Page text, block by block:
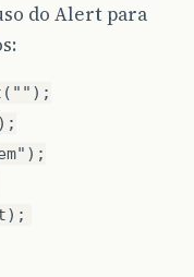
do Alert para